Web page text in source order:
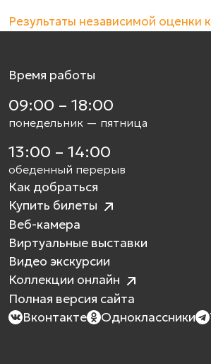
Результаты независимой оценки
Время работы
09:00 – 18:00
понедельник — пятница
13:00 – 14:00
обеденный перерыв
Как добраться
Купить билеты
Веб-камера
Виртуальные выставки
Видео экскурсии
Коллекции онлайн
Полная версия сайта
Вконтакте
Одноклассники